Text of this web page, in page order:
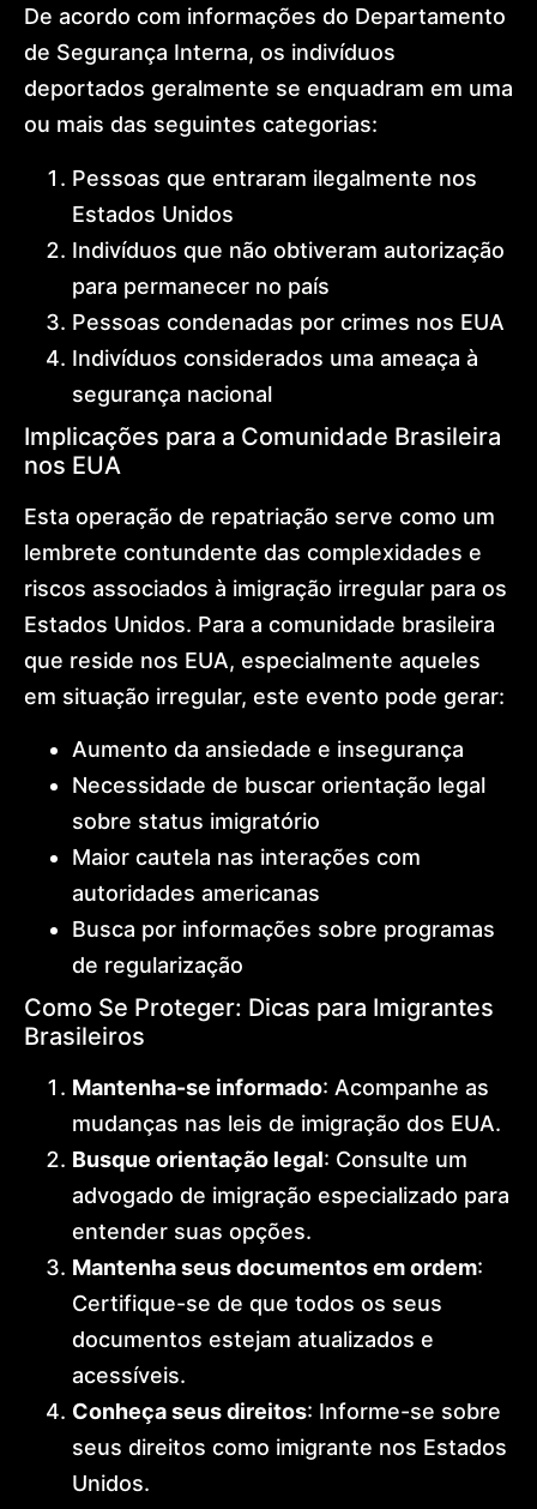
De acordo com informações do Departamento
de Segurança Interna, os indivíduos
deportados geralmente se enquadram em uma
ou mais das seguintes categorias:
Pessoas que entraram ilegalmente nos
Estados Unidos
Indivíduos que não obtiveram autorização
para permanecer no país
Pessoas condenadas por crimes nos EUA
Indivíduos considerados uma ameaça à
segurança nacional
Implicações para a Comunidade Brasileira
nos EUA
Esta operação de repatriação serve como um
lembrete contundente das complexidades e
riscos associados à imigração irregular para os
Estados Unidos. Para a comunidade brasileira
que reside nos EUA, especialmente aqueles
em situação irregular, este evento pode gerar:
Aumento da ansiedade e insegurança
Necessidade de buscar orientação legal
sobre status imigratório
Maior cautela nas interações com
autoridades americanas
Busca por informações sobre programas
de regularização
Como Se Proteger: Dicas para Imigrantes
Brasileiros
Mantenha-se informado: Acompanhe as
mudanças nas leis de imigração dos EUA.
Busque orientação legal: Consulte um
advogado de imigração especializado para
entender suas opções.
Mantenha seus documentos em ordem:
Certifique-se de que todos os seus
documentos estejam atualizados e
acessíveis.
Conheça seus direitos: Informe-se sobre
seus direitos como imigrante nos Estados
Unidos.